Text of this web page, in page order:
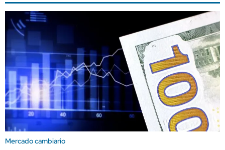
Mercado cambiario